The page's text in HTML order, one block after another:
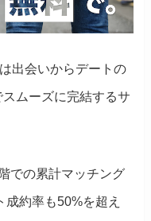
出会いからデートの
ムーズに完結するサ
での累計マッチング
約率も50%を超え